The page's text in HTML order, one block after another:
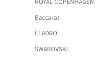
ROYAL COPENHAGEN
Baccarat
LLADRO
SWAROVSKI